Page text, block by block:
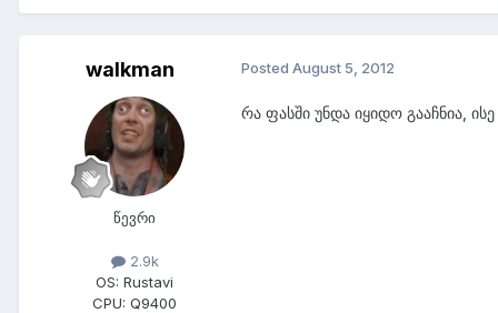
walkman
წევრი
2.9k
OS: Rustavi
CPU: Q9400
Posted August 5, 2012
რა ფასში უნდა იყიდო გააჩნია,